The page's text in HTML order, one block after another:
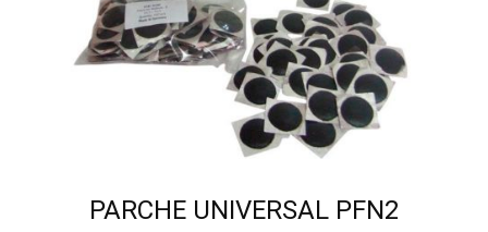
PARCHE UNIVERSAL PFN2